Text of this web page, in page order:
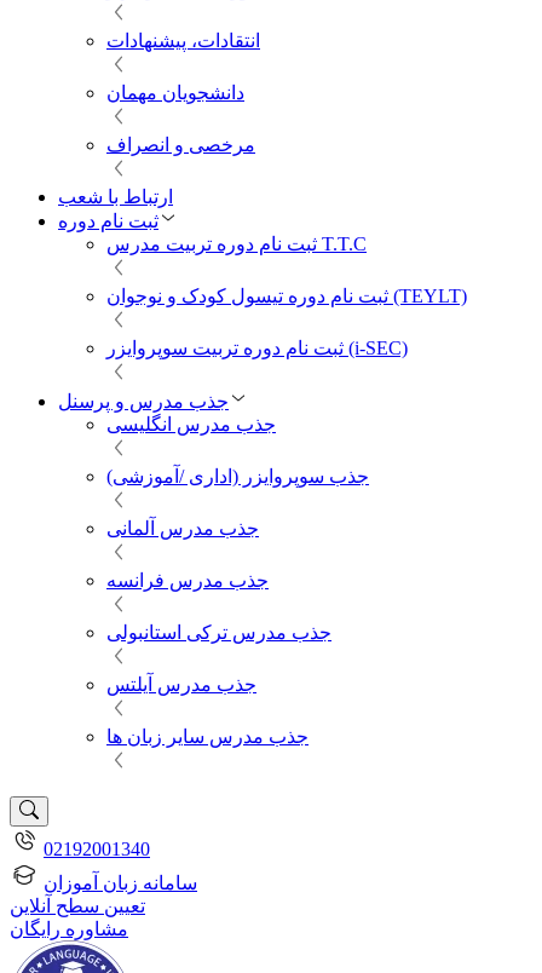
انتقادات، پیشنهادات
دانشجویان مهمان
مرخصی و انصراف
ارتباط با شعب
ثبت نام دوره
ثبت نام دوره تربیت مدرس T.T.C
ثبت نام دوره تیسول کودک و نوجوان (TEYLT)
ثبت نام دوره تربیت سوپروایزر (i-SEC)
جذب مدرس و پرسنل
جذب مدرس انگلیسی
جذب سوپروایزر (اداری /آموزشی)
جذب مدرس آلمانی
جذب مدرس فرانسه
جذب مدرس ترکی استانبولی
جذب مدرس آیلتس
جذب مدرس سایر زبان ها
02192001340
سامانه زبان آموزان
تعیین سطح آنلاین
مشاوره رایگان